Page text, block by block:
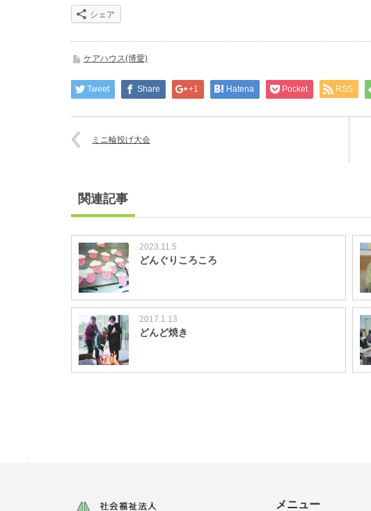
シェア
ケアハウス(博愛)
Tweet Share +1 Hatena Pocket RSS
ミニ輪投げ大会
関連記事
2023.11.5
どんぐりころころ
2017.1.13
どんど焼き
メニュー